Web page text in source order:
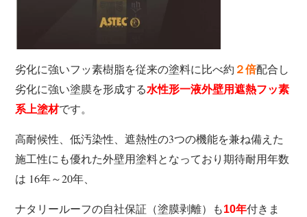
劣化に強いフッ素樹脂を従来の塗料に比べ約 ２倍配合し
劣化に強い塗膜を形成する水性形一液外壁用遮熱フッ素
系上塗材です。
高耐候性、低汚染性、遮熱性の3つの機能を兼ね備えた
施工性にも優れた外壁用塗料となっており期待耐用年数
は 16年～20年、
ナタリールーフの自社保証（塗膜剥離）も10年付きま